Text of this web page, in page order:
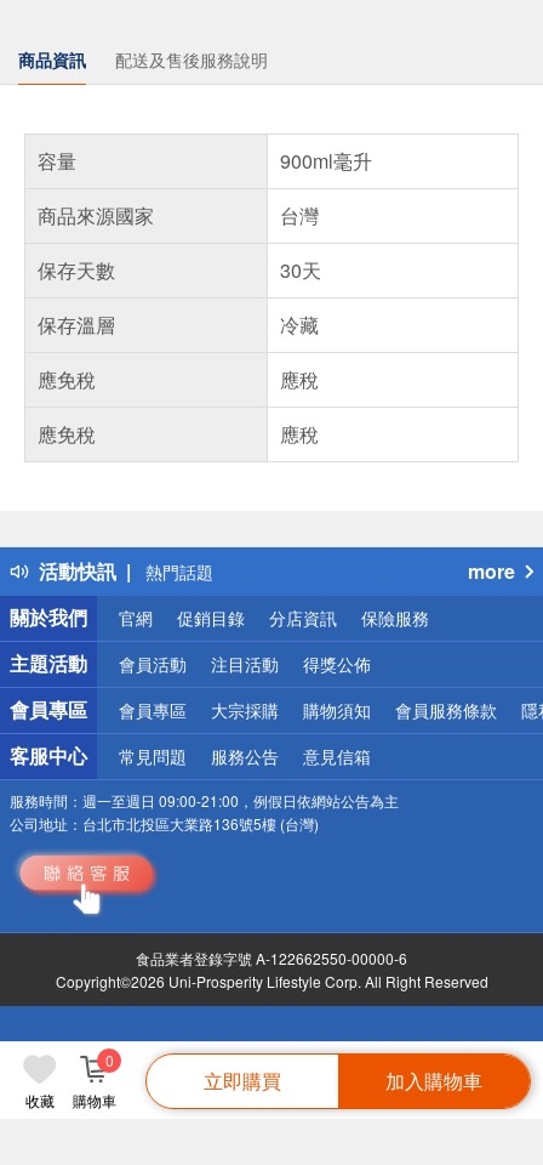
收藏 購物車
0
立即購買 加入購物車
商品資訊 配送及售後服務說明
容量
900ml毫升
商品來源國家
台灣
保存天數
30天
保存溫層
冷藏
應免稅
應稅
應免稅
應稅
活動快訊
得獎公告
熱門話題
銀行優惠
偏遠地區配送
詐騙網頁！請小心！
more
關於我們
官網 促銷目錄 分店資訊 保險服務
主題活動 會員活動 注目活動 得獎公佈
會員專區 會員專區 大宗採購 購物須知 會員服務條款 隱
客服中心 常見問題 服務公告 意見信箱
服務時間： 週一至週日 09:00-21:00，例假日依網站公告為主
公司地址： 台北市北投區大業路136號5樓 (台灣)
食品業者登錄字號 A-122662550-00000-6
Copyright©2026 Uni-Prosperity Lifestyle Corp. All Right Reserved